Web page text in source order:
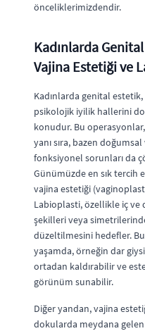
önceliklerimizdendir.
Kadınlarda
Vajina Estetiği ve
Kadınlarda genital
psikolojik iyilik hallerini
konudur. Bu
yanı sıra, bazen
fonksiyonel sorunları da
Günümüzde en sık tercih
vajina estetiği
Labioplasti, özellikle iç ve
şekilleri veya
düzeltilmesini hedefler.
yaşamda, örneğin dar
ortadan kaldırabilir ve
görünüm sunabilir.
Diğer yandan, vajina
dokularda meydana